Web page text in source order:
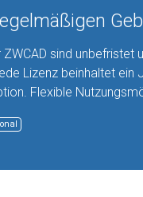
sind
Lizenz beinhaltet ein
Flexible